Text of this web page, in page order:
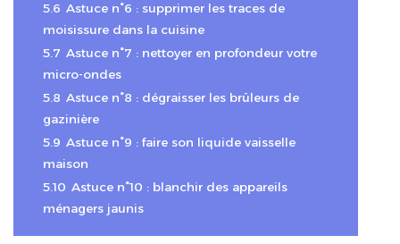
5.6 Astuce n°6 : supprimer les traces de
moisissure dans la cuisine
5.7 Astuce n°7 : nettoyer en profondeur votre
micro-ondes
5.8 Astuce n°8 : dégraisser les brûleurs de
gazinière
5.9 Astuce n°9 : faire son liquide vaisselle
maison
5.10 Astuce n°10 : blanchir des appareils
ménagers jaunis